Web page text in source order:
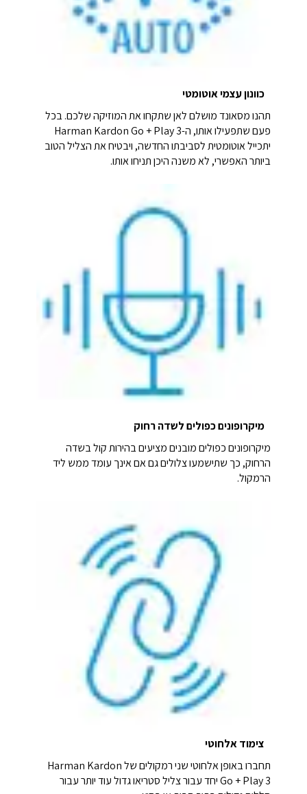
כוונון עצמי אוטומטי
תהנו מסאונד מושלם לאן שתקחו את המוזיקה שלכם. בכל
פעם שתפעילו אותו, ה-Harman Kardon Go + Play 3
יתכייל אוטומטית לסביבתו החדשה, ויבטיח את הצליל הטוב
ביותר האפשרי, לא משנה היכן תניחו אותו.
מיקרופונים כפולים לשדה רחוק
מיקרופונים כפולים מובנים מציעים בהירות קול בשדה
הרחוק, כך שתישמעו צלולים גם אם אינך עומד ממש ליד
הרמקול.
צימוד אלחוטי
תחברו באופן אלחוטי שני רמקולים של Harman Kardon
Go + Play 3 יחד עבור צליל סטריאו גדול עוד יותר עבור